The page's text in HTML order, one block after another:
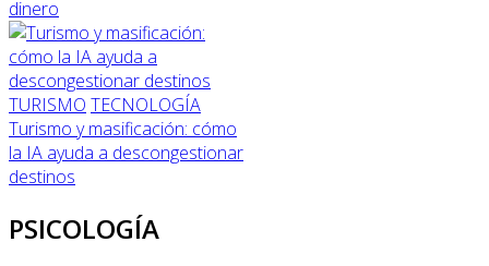
dinero
TURISMO TECNOLOGÍA
Turismo y masificación: cómo
la IA ayuda a descongestionar
destinos
PSICOLOGÍA